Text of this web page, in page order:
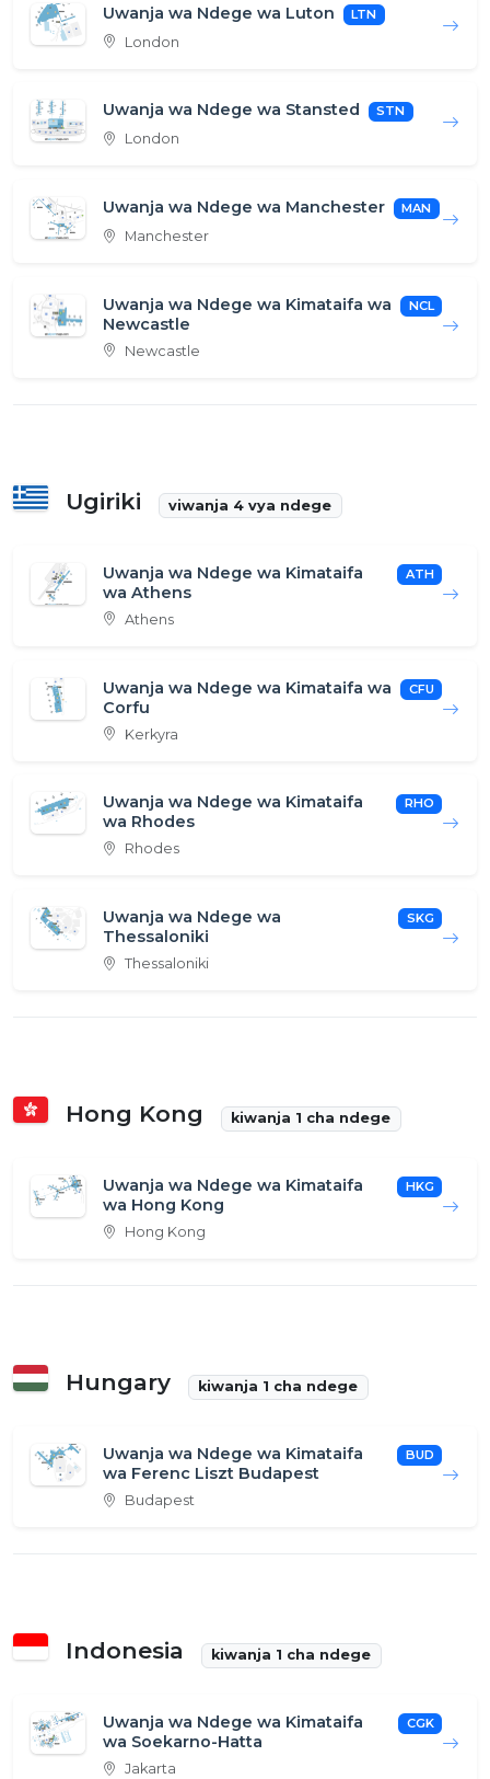
Uwanja wa Ndege wa Luton LTN
London
Uwanja wa Ndege wa Stansted STN
London
Uwanja wa Ndege wa Manchester MAN
Manchester
Uwanja wa Ndege wa Kimataifa wa
Newcastle
NCL
Newcastle
Ugiriki viwanja 4 vya ndege
Uwanja wa Ndege wa Kimataifa
wa Athens
ATH
Athens
Uwanja wa Ndege wa Kimataifa wa
Corfu
CFU
Kerkyra
Uwanja wa Ndege wa Kimataifa
wa Rhodes
RHO
Rhodes
Uwanja wa Ndege wa
Thessaloniki
SKG
Thessaloniki
Hong Kong kiwanja 1 cha ndege
Uwanja wa Ndege wa Kimataifa
wa Hong Kong
HKG
Hong Kong
Hungary kiwanja 1 cha ndege
Uwanja wa Ndege wa Kimataifa
wa Ferenc Liszt Budapest
BUD
Budapest
Indonesia kiwanja 1 cha ndege
Uwanja wa Ndege wa Kimataifa
wa Soekarno-Hatta
CGK
Jakarta